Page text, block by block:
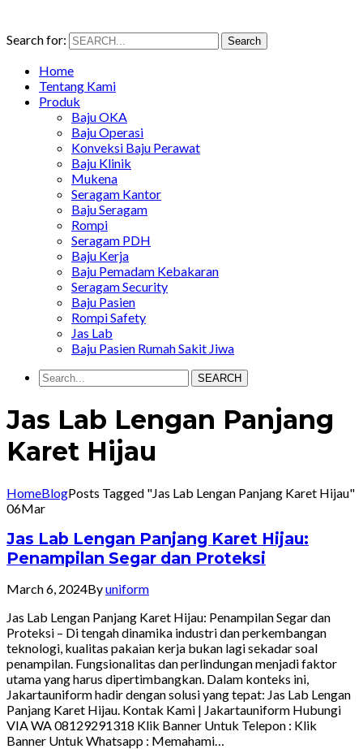
Search for: Search
Home
Tentang Kami
Produk
Baju OKA
Baju Operasi
Konveksi Baju Perawat
Baju Klinik
Mukena
Seragam Kantor
Baju Seragam
Rompi
Seragam PDH
Baju Kerja
Baju Pemadam Kebakaran
Seragam Security
Baju Pasien
Rompi Safety
Jas Lab
Baju Pasien Rumah Sakit Jiwa
SEARCH
Jas Lab Lengan Panjang
Karet Hijau
HomeBlogPosts Tagged "Jas Lab Lengan Panjang Karet Hijau"
06Mar
Jas Lab Lengan Panjang Karet Hijau:
Penampilan Segar dan Proteksi
March 6, 2024Byuniform
Jas Lab Lengan Panjang Karet Hijau: Penampilan Segar dan
Proteksi – Di tengah dinamika industri dan perkembangan
teknologi, kualitas pakaian kerja bukan lagi sekadar soal
penampilan. Fungsionalitas dan perlindungan menjadi faktor
utama yang harus dipertimbangkan. Dalam konteks ini,
Jakartauniform hadir dengan solusi yang tepat: Jas Lab Lengan
Panjang Karet Hijau. Kontak Kami | Jakartauniform Hubungi
VIA WA 08129291318 Klik Banner Untuk Telepon : Klik
Banner Untuk Whatsapp : Memahami…